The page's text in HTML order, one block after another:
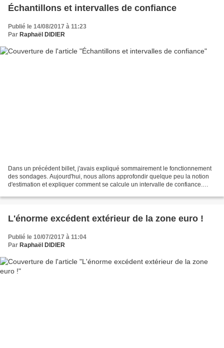
Échantillons et intervalles de confiance
Publié le 14/08/2017 à 11:23
Par Raphaël DIDIER
Dans un précédent billet, j'avais expliqué sommairement le fonctionnement
des sondages. Aujourd'hui, nous allons approfondir quelque peu la notion
d'estimation et expliquer comment se calcule un intervalle de confiance.
L'énorme excédent extérieur de la zone euro !
Publié le 10/07/2017 à 11:04
Par Raphaël DIDIER